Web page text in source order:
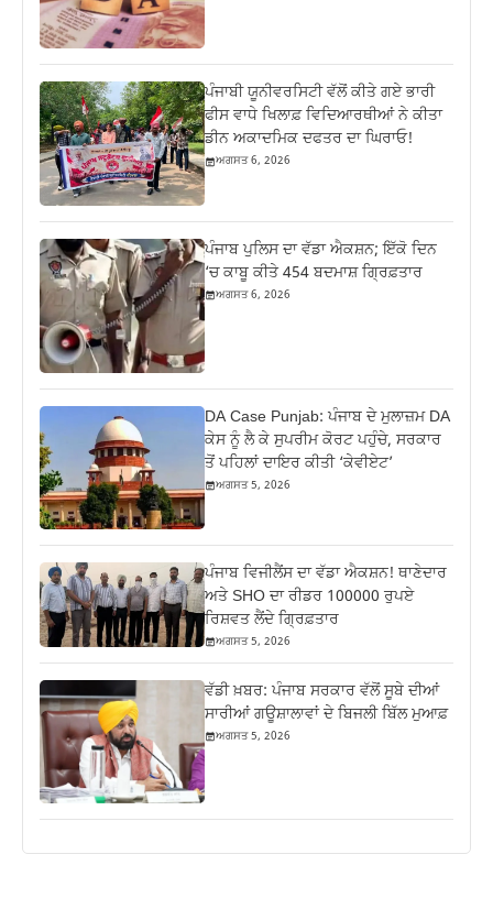
ਪੰਜਾਬੀ ਯੂਨੀਵਰਸਿਟੀ ਵੱਲੋਂ ਕੀਤੇ ਗਏ ਭਾਰੀ
ਫੀਸ ਵਾਧੇ ਖਿਲਾਫ਼ ਵਿਦਿਆਰਥੀਆਂ ਨੇ ਕੀਤਾ
ਡੀਨ ਅਕਾਦਮਿਕ ਦਫਤਰ ਦਾ ਘਿਰਾਓ!
ਅਗਸਤ 6, 2026
ਪੰਜਾਬ ਪੁਲਿਸ ਦਾ ਵੱਡਾ ਐਕਸ਼ਨ; ਇੱਕੋ ਦਿਨ
‘ਚ ਕਾਬੂ ਕੀਤੇ 454 ਬਦਮਾਸ਼ ਗ੍ਰਿਫ਼ਤਾਰ
ਅਗਸਤ 6, 2026
DA Case Punjab: ਪੰਜਾਬ ਦੇ ਮੁਲਾਜ਼ਮ DA
ਕੇਸ ਨੂੰ ਲੈ ਕੇ ਸੁਪਰੀਮ ਕੋਰਟ ਪਹੁੰਚੇ, ਸਰਕਾਰ
ਤੋਂ ਪਹਿਲਾਂ ਦਾਇਰ ਕੀਤੀ ‘ਕੇਵੀਏਟ’
ਅਗਸਤ 5, 2026
ਪੰਜਾਬ ਵਿਜੀਲੈਂਸ ਦਾ ਵੱਡਾ ਐਕਸ਼ਨ! ਥਾਣੇਦਾਰ
ਅਤੇ SHO ਦਾ ਰੀਡਰ 100000 ਰੁਪਏ
ਰਿਸ਼ਵਤ ਲੈਂਦੇ ਗ੍ਰਿਫ਼ਤਾਰ
ਅਗਸਤ 5, 2026
ਵੱਡੀ ਖ਼ਬਰ: ਪੰਜਾਬ ਸਰਕਾਰ ਵੱਲੋਂ ਸੂਬੇ ਦੀਆਂ
ਸਾਰੀਆਂ ਗਊਸ਼ਾਲਾਵਾਂ ਦੇ ਬਿਜਲੀ ਬਿੱਲ ਮੁਆਫ਼
ਅਗਸਤ 5, 2026